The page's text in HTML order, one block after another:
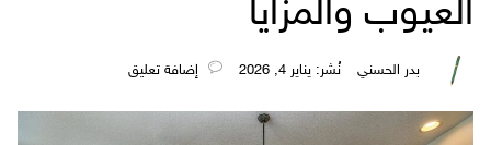
العيوب والمزايا
بدر الحسني نُشر: يناير 4, 2026